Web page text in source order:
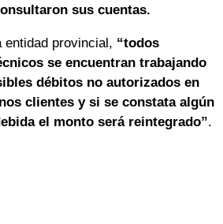
sus cuentas.
entidad provincial, “todos
se encuentran trabajando
débitos no autorizados en
clientes y si se constata algún
el monto será reintegrado”.